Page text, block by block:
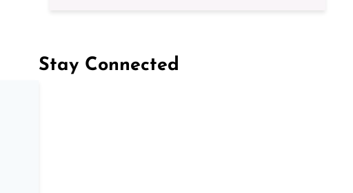
Stay Connected